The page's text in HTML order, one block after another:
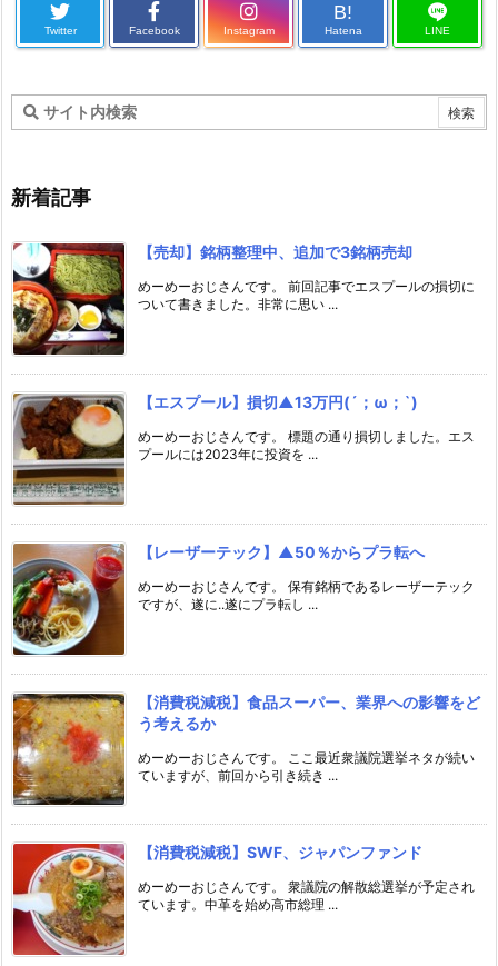
Twitter Facebook Instagram
B!
Hatena LINE
新着記事
【売却】銘柄整理中、追加で3銘柄売却
めーめーおじさんです。 前回記事でエスプールの損切に
ついて書きました。非常に思い ...
【エスプール】損切▲13万円(´；ω；`)
めーめーおじさんです。 標題の通り損切しました。エス
プールには2023年に投資を ...
【レーザーテック】▲50％からプラ転へ
めーめーおじさんです。 保有銘柄であるレーザーテック
ですが、遂に..遂にプラ転し ...
【消費税減税】食品スーパー、業界への影響をど
う考えるか
めーめーおじさんです。 ここ最近衆議院選挙ネタが続い
ていますが、前回から引き続き ...
【消費税減税】SWF、ジャパンファンド
めーめーおじさんです。 衆議院の解散総選挙が予定され
ています。中革を始め高市総理 ...